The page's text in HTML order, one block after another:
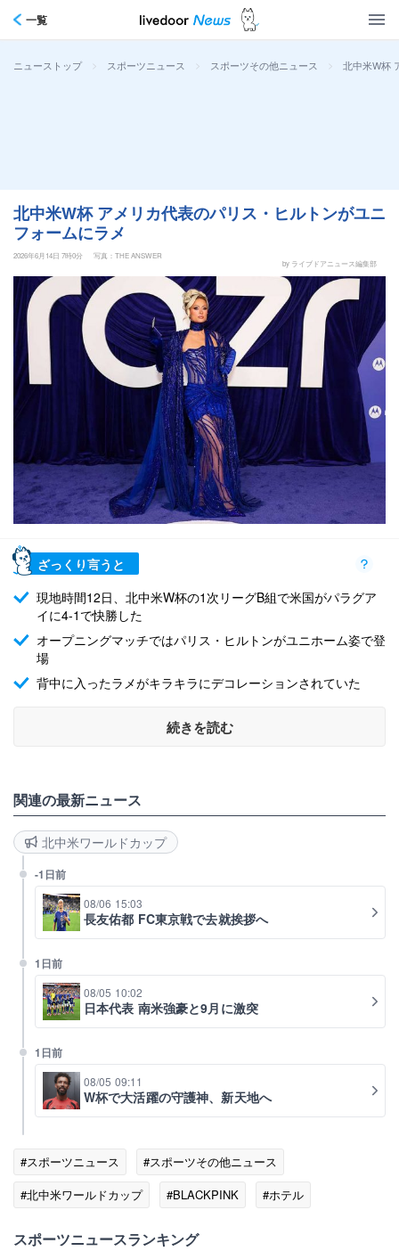
一覧
ニューストップ > スポーツニュース > スポーツその他ニュース > 北中米W杯
北中米W杯 アメリカ代表のパリス・ヒルトンがユニ
フォームにラメ
2026年6月14日 7時0分
写真：THE ANSWER
by ライブドアニュース編集部
ざっくり言うと
現地時間12日、北中米W杯の1次リーグB組で米国がパラグア
イに4-1で快勝した
オープニングマッチではパリス・ヒルトンがユニホーム姿で登
場
背中に入ったラメがキラキラにデコレーションされていた
続きを読む
関連の最新ニュース
北中米ワールドカップ
-1日前
08/06 15:03
長友佑都 FC東京戦で去就挨拶へ
1日前
08/05 10:02
日本代表 南米強豪と9月に激突
1日前
08/05 09:11
W杯で大活躍の守護神、新天地へ
#スポーツニュース
#スポーツその他ニュース
#北中米ワールドカップ
#BLACKPINK
#ホテル
スポーツニュースランキング